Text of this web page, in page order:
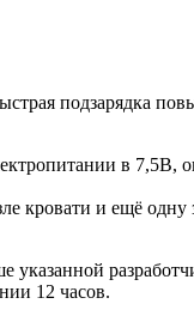
подзарядка
в 7,5В,
кровати и ещё
указанной
12 часов.